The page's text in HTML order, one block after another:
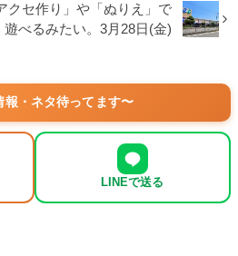
クセ作り」や「ぬりえ」で
遊べるみたい。3月28日(金)
報・ネタ待ってます〜
LINEで送る